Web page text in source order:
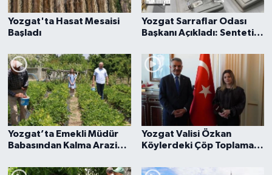
Yozgat'ta Hasat Mesaisi
Başladı
Yozgat Sarraflar Odası
Başkanı Açıkladı: Sentetik
Yozgat’ta Emekli Müdür
Babasından Kalma Arazide
Yapıyor
Yozgat Valisi Özkan
Köylerdeki Çöp Toplama